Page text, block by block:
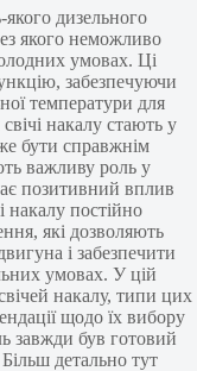
дизельного
якого неможливо
умовах. Ці
забезпечуючи
температури для
накалу стають у
бути справжнім
важливу роль у
позитивний вплив
накалу постійно
які дозволяють
і забезпечити
умовах. У цій
накалу, типи цих
щодо їх вибору
завжди був готовий
детально тут